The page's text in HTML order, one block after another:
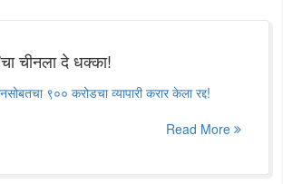
चीनला दे धक्का!
९०० करोडचा व्यापारी करार केला रद्द!
Read More